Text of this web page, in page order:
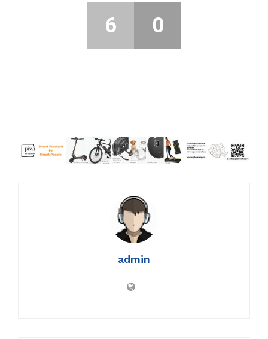
6 0
admin